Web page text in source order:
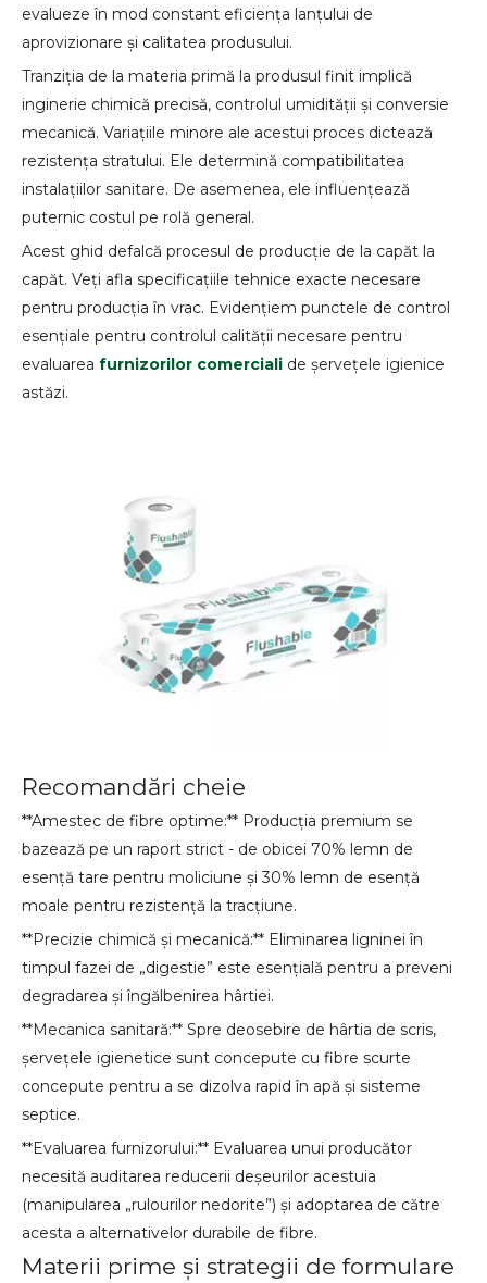
evalueze în mod constant eficiența lanțului de
aprovizionare și calitatea produsului.
Tranziția de la materia primă la produsul finit implică
inginerie chimică precisă, controlul umidității și conversie
mecanică. Variațiile minore ale acestui proces dictează
rezistența stratului. Ele determină compatibilitatea
instalațiilor sanitare. De asemenea, ele influențează
puternic costul pe rolă general.
Acest ghid defalcă procesul de producție de la capăt la
capăt. Veți afla specificațiile tehnice exacte necesare
pentru producția în vrac. Evidențiem punctele de control
esențiale pentru controlul calității necesare pentru
evaluarea furnizorilor comerciali de șervețele igienice
astăzi.
Recomandări cheie
**Amestec de fibre optime:** Producția premium se
bazează pe un raport strict - de obicei 70% lemn de
esență tare pentru moliciune și 30% lemn de esență
moale pentru rezistență la tracțiune.
**Precizie chimică și mecanică:** Eliminarea ligninei în
timpul fazei de „digestie” este esențială pentru a preveni
degradarea și îngălbenirea hârtiei.
**Mecanica sanitară:** Spre deosebire de hârtia de scris,
șervețele igienetice sunt concepute cu fibre scurte
concepute pentru a se dizolva rapid în apă și sisteme
septice.
**Evaluarea furnizorului:** Evaluarea unui producător
necesită auditarea reducerii deșeurilor acestuia
(manipularea „rulourilor nedorite”) și adoptarea de către
acesta a alternativelor durabile de fibre.
Materii prime și strategii de formulare